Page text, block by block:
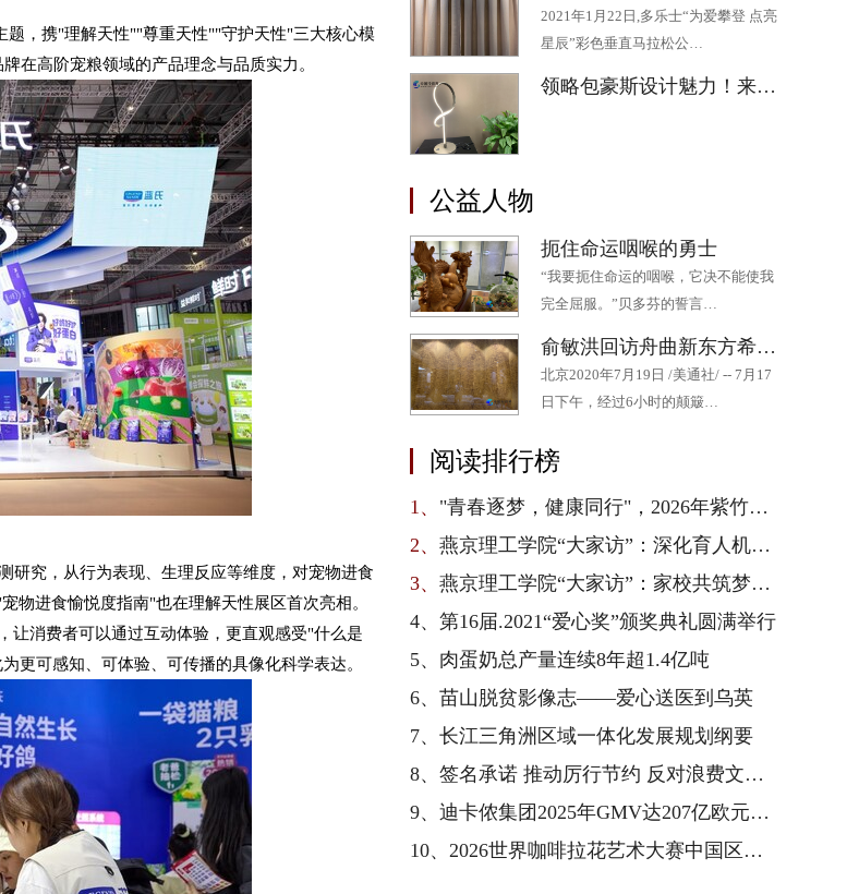
题，携"理解天性""尊重天性""守护天性"三大核心模
在高阶宠粮领域的产品理念与品质实力。
研究，从行为表现、生理反应等维度，对宠物进食
物进食愉悦度指南"也在理解天性展区首次亮相。
让消费者可以通过互动体验，更直观感受"什么是
更可感知、可体验、可传播的具像化科学表达。
2021年1月22日,多乐士“为爱攀登 点亮
星辰”彩色垂直马拉松公…
领略包豪斯设计魅力！来“2020成都·欧洲文化季”最后一场展览吧
公益人物
扼住命运咽喉的勇士
“我要扼住命运的咽喉，它决不能使我
完全屈服。”贝多芬的誓言…
俞敏洪回访舟曲新东方希望小学 十年持续帮扶为山区孩子点燃希望
北京2020年7月19日 /美通社/ -- 7月17
日下午，经过6小时的颠簸…
阅读排行榜
1、 "青春逐梦，健康同行"，2026年紫竹青春健康校园行在京启动
2、 燕京理工学院“大家访”：深化育人机制，凝聚家校合力
3、 燕京理工学院“大家访”：家校共筑梦，师生连心访
4、 第16届.2021“爱心奖”颁奖典礼圆满举行
5、 肉蛋奶总产量连续8年超1.4亿吨
6、 苗山脱贫影像志——爱心送医到乌英
7、 长江三角洲区域一体化发展规划纲要
8、 签名承诺 推动厉行节约 反对浪费文明新风尚
9、 迪卡侬集团2025年GMV达207亿欧元，以全产业链一体化优势驱动业绩增长与可持续转型
10、 2026世界咖啡拉花艺术大赛中国区总决赛收官，雀巢专业餐饮以品质护航赛事